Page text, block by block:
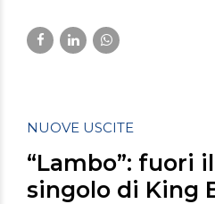
anteprima su
NUOVE USCITE
“Lambo”: fuori
singolo di King